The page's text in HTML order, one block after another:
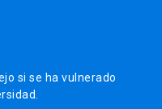
si se ha vulnerado